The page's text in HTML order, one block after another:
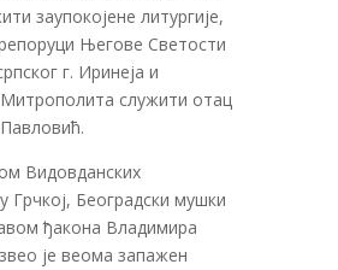
заупокојене литургије,
Његове Светости
г. Иринеја и
служити отац
Видовданских
Грчкој, Београдски мушки
ђакона Владимира
је веома запажен